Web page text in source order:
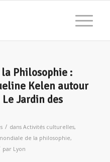
Philosophie :
Kelen autour
Jardin des
/ dans Activités culturelles,
de la philosophie,
par Lyon